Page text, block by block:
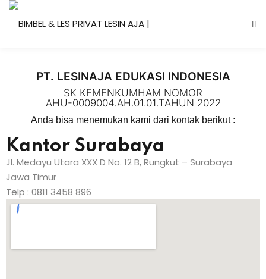
PT. LESINAJA EDUKASI INDONESIA
SK KEMENKUMHAM NOMOR
AHU-0009004.AH.01.01.TAHUN 2022
Anda bisa menemukan kami dari kontak berikut :
Kantor Surabaya
Jl. Medayu Utara XXX D No. 12 B, Rungkut – Surabaya
Jawa Timur
Telp : 0811 3458 896